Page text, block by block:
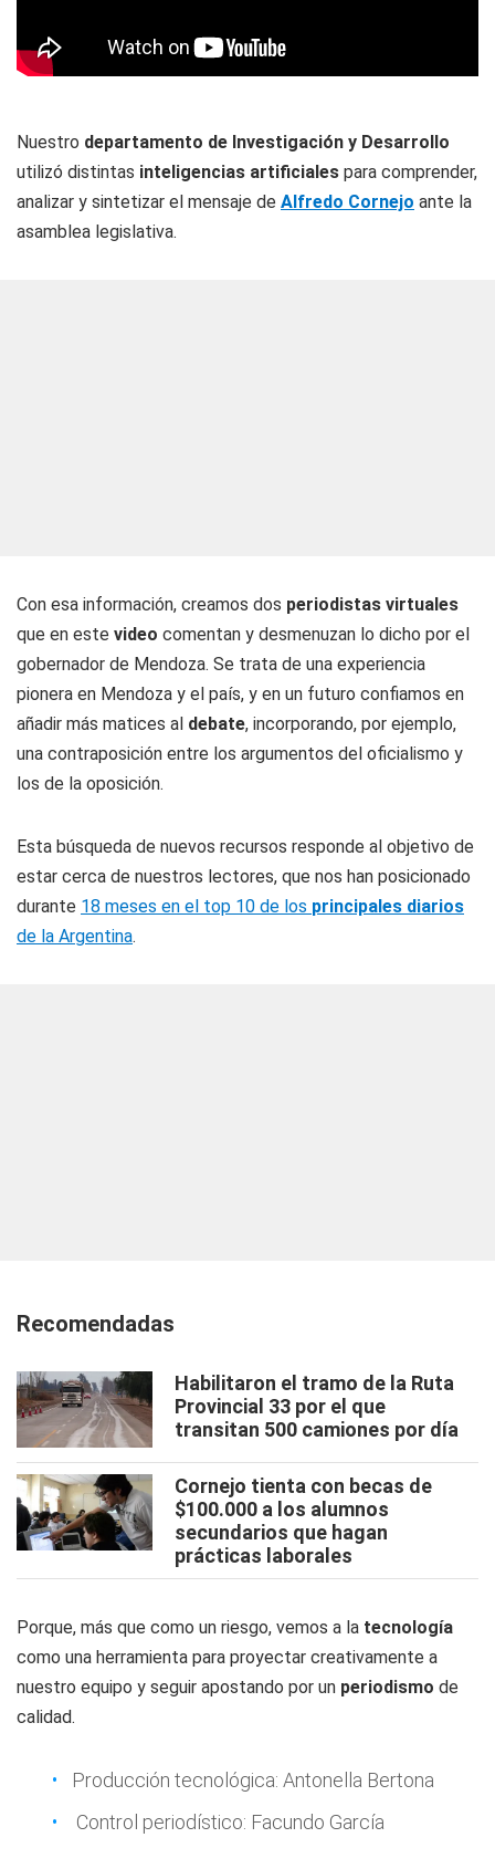
Nuestro departamento de Investigación y Desarrollo
utilizó distintas inteligencias artificiales para comprender,
analizar y sintetizar el mensaje de Alfredo Cornejo ante la
asamblea legislativa.
Con esa información, creamos dos periodistas virtuales
que en este video comentan y desmenuzan lo dicho por el
gobernador de Mendoza. Se trata de una experiencia
pionera en Mendoza y el país, y en un futuro confiamos en
añadir más matices al debate, incorporando, por ejemplo,
una contraposición entre los argumentos del oficialismo y
los de la oposición.
Esta búsqueda de nuevos recursos responde al objetivo de
estar cerca de nuestros lectores, que nos han posicionado
durante 18 meses en el top 10 de los principales diarios
de la Argentina.
Recomendadas
Habilitaron el tramo de la Ruta
Provincial 33 por el que
transitan 500 camiones por día
Cornejo tienta con becas de
$100.000 a los alumnos
secundarios que hagan
prácticas laborales
Porque, más que como un riesgo, vemos a la tecnología
como una herramienta para proyectar creativamente a
nuestro equipo y seguir apostando por un periodismo de
calidad.
Producción tecnológica: Antonella Bertona
Control periodístico: Facundo García